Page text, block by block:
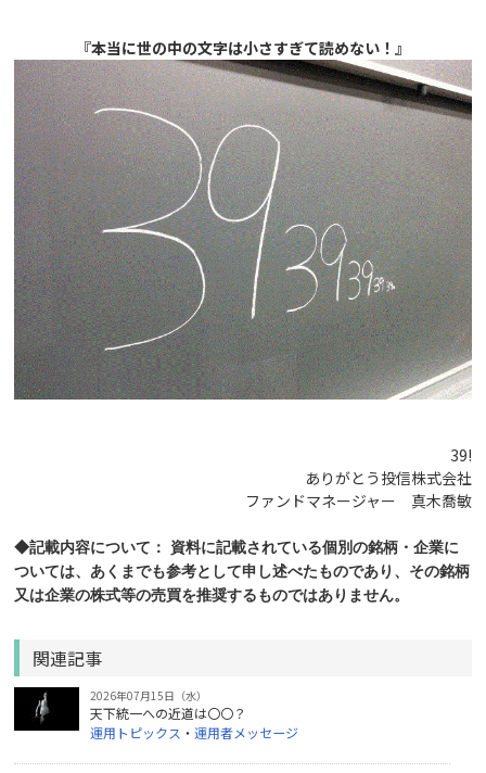
『本当に世の中の文字は小さすぎて読めない！』
39!
ありがとう投信株式会社
ファンドマネージャー 真木喬敏
◆記載内容について： 資料に記載されている個別の銘柄・企業に
ついては、あくまでも参考として申し述べたものであり、その銘柄
又は企業の株式等の売買を推奨するものではありません。
関連記事
2026年07月15日（水）
天下統一への近道は〇〇？
運用トピックス ・運用者メッセージ